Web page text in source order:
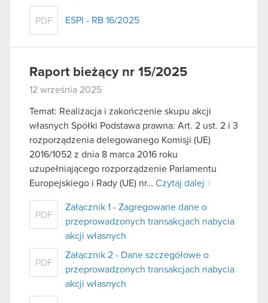
PDF ESPI - RB 16/2025
Raport bieżący nr 15/2025
12 września 2025
Temat: Realizacja i zakończenie skupu akcji
własnych Spółki Podstawa prawna: Art. 2 ust. 2 i 3
rozporządzenia delegowanego Komisji (UE)
2016/1052 z dnia 8 marca 2016 roku
uzupełniającego rozporządzenie Parlamentu
Europejskiego i Rady (UE) nr… Czytaj dalej
PDF
Załącznik 1 - Zagregowane dane o
przeprowadzonych transakcjach nabycia
akcji własnych
PDF
Załącznik 2 - Dane szczegółowe o
przeprowadzonych transakcjach nabycia
akcji własnych